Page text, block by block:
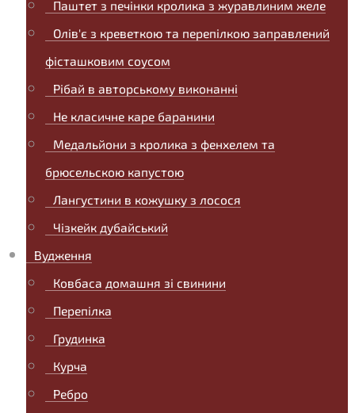
Паштет з печінки кролика з журавлиним желе
Олів'є з креветкою та перепілкою заправлений
фісташковим соусом
Рібай в авторському виконанні
Не класичне каре баранини
Медальйони з кролика з фенхелем та
брюсельскою капустою
Лангустини в кожушку з лосося
Чізкейк дубайський
Вудження
Ковбаса домашня зі свинини
Перепілка
Грудинка
Курча
Ребро